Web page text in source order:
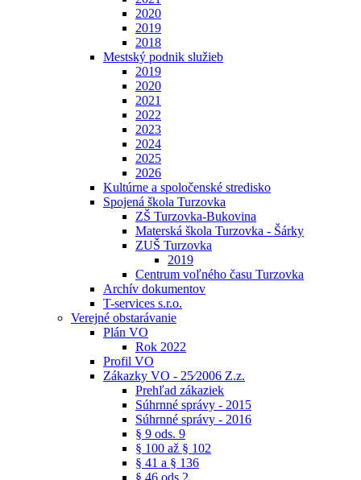
2020
2019
2018
Mestský podnik služieb
2019
2020
2021
2022
2023
2024
2025
2026
Kultúrne a spoločenské stredisko
Spojená škola Turzovka
ZŠ Turzovka-Bukovina
Materská škola Turzovka - Šárky
ZUŠ Turzovka
2019
Centrum voľného času Turzovka
Archív dokumentov
T-services s.r.o.
Verejné obstarávanie
Plán VO
Rok 2022
Profil VO
Zákazky VO - 25⁄2006 Z.z.
Prehľad zákaziek
Súhrnné správy - 2015
Súhrnné správy - 2016
§ 9 ods. 9
§ 100 až § 102
§ 41 a § 136
§ 46 ods.2